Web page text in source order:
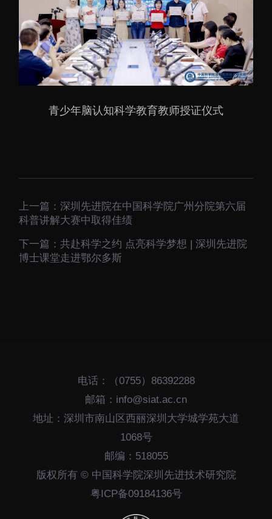
青少年脑认知科学教育教师授证仪式
上一篇：深圳先进院在中国科学院广州分院第六届
科普讲解大赛中取得佳绩
下一篇：共赴科学之约 点亮科学梦想 | 深圳先进院
博士课堂走进鄂尔多斯
电话：（0755）86392288
邮箱：info@siat.ac.cn
地址：深圳市南山区西丽深圳大学城学苑大道
1068号
邮编：518055
版权所有 © 中国科学院深圳先进技术研究院
粤ICP备09184136号